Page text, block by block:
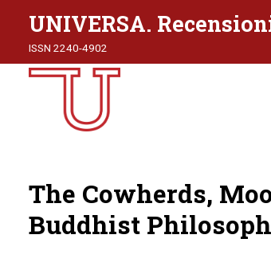
UNIVERSA.
ISSN 2240-4902
The Cowherds,
Buddhist